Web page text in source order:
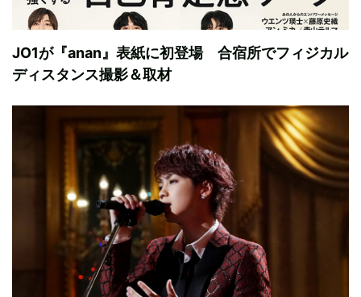
JO1が『anan』表紙に初登場 合宿所でフィジカル
ディスタンス撮影＆取材